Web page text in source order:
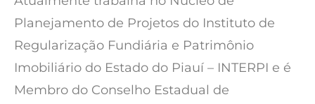
Planejamento de Projetos do Instituto de
Regularização Fundiária e Patrimônio
Imobiliário do Estado do Piauí – INTERPI e é
Membro do Conselho Estadual de